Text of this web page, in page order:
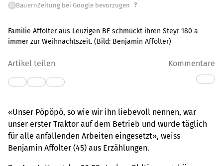
G BauernZeitung bei Google bevorzugen ?
Familie Affolter aus Leuzigen BE schmückt ihren Steyr 180 a
immer zur Weihnachtszeit. (Bild: Benjamin Affolter)
Artikel teilen Kommentare
«Unser Pöpöpö, so wie wir ihn liebevoll nennen, war
unser erster Traktor auf dem Betrieb und wurde täglich
für alle anfallenden Arbeiten eingesetzt», weiss
Benjamin Affolter (45) aus Erzählungen.